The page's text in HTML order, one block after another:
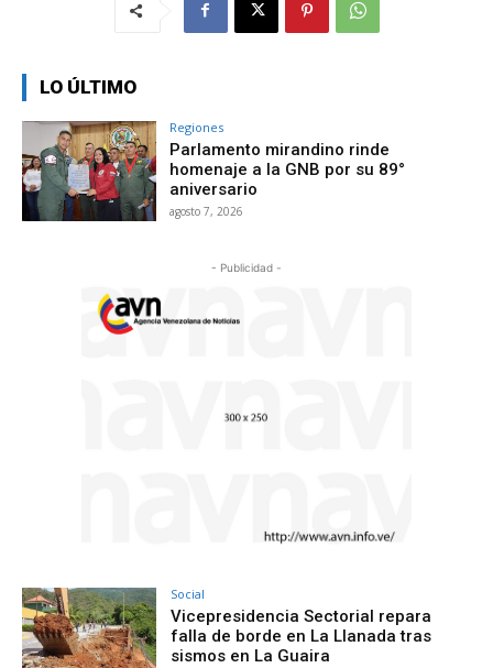
LO ÚLTIMO
Regiones
Parlamento mirandino rinde
homenaje a la GNB por su 89°
aniversario
agosto 7, 2026
- Publicidad -
Social
Vicepresidencia Sectorial repara
falla de borde en La Llanada tras
sismos en La Guaira